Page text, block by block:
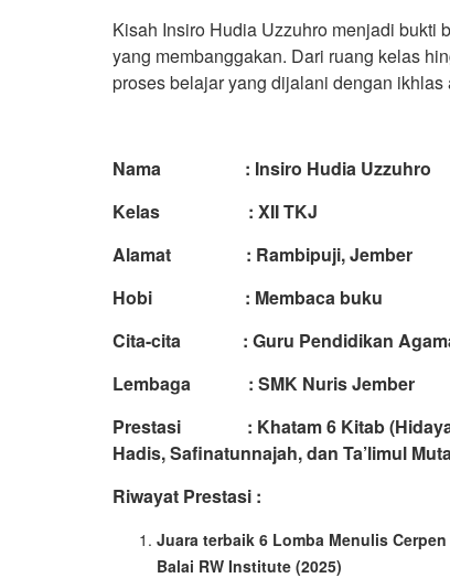
Kisah Insiro Hudia Uzzuhro menjadi bukti
yang membanggakan. Dari ruang kelas
proses belajar yang dijalani dengan
Nama : Insiro Hudia Uzzuhro
Kelas : XII TKJ
Alamat : Rambipuji, Jember
Hobi : Membaca buku
Cita-cita : Guru Pendidikan
Lembaga : SMK Nuris Jember
Prestasi : Khatam 6 Kitab
Hadis, Safinatunnajah, dan Ta’limul
Riwayat Prestasi :
Juara terbaik 6 Lomba Menulis
Balai RW Institute (2025)